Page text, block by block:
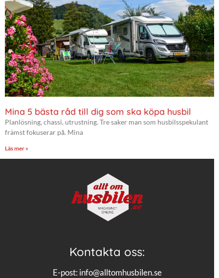
Mina 5 bästa råd till dig som ska köpa husbil
Planlösning, chassi, utrustning. Tre saker man som husbilsspekulant
främst fokuserar på. Mina
Läs mer »
Kontakta oss:
E-post: info@alltomhusbilen.se